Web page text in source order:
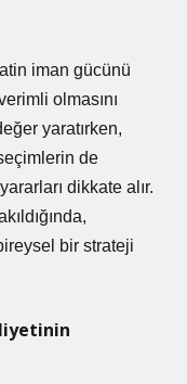
iman gücünü
olmasını
yaratırken,
de
dikkate alır.
bir strateji